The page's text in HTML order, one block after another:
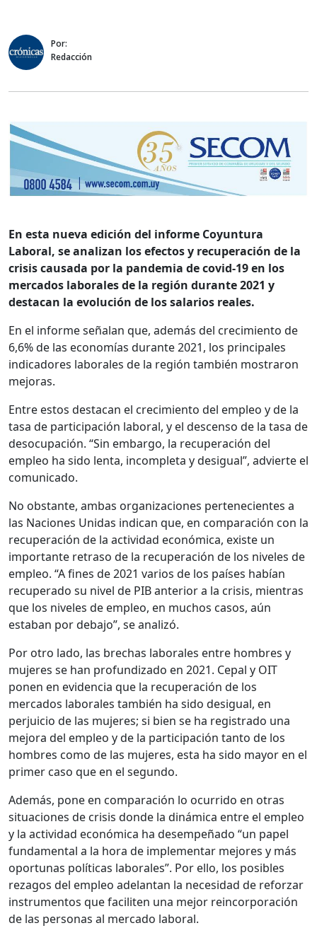
Por:
Redacción
En esta nueva edición del informe Coyuntura
Laboral, se analizan los efectos y recuperación de la
crisis causada por la pandemia de covid-19 en los
mercados laborales de la región durante 2021 y
destacan la evolución de los salarios reales.
En el informe señalan que, además del crecimiento de
6,6% de las economías durante 2021, los principales
indicadores laborales de la región también mostraron
mejoras.
Entre estos destacan el crecimiento del empleo y de la
tasa de participación laboral, y el descenso de la tasa de
desocupación. “Sin embargo, la recuperación del
empleo ha sido lenta, incompleta y desigual”, advierte el
comunicado.
No obstante, ambas organizaciones pertenecientes a
las Naciones Unidas indican que, en comparación con la
recuperación de la actividad económica, existe un
importante retraso de la recuperación de los niveles de
empleo. “A fines de 2021 varios de los países habían
recuperado su nivel de PIB anterior a la crisis, mientras
que los niveles de empleo, en muchos casos, aún
estaban por debajo”, se analizó.
Por otro lado, las brechas laborales entre hombres y
mujeres se han profundizado en 2021. Cepal y OIT
ponen en evidencia que la recuperación de los
mercados laborales también ha sido desigual, en
perjuicio de las mujeres; si bien se ha registrado una
mejora del empleo y de la participación tanto de los
hombres como de las mujeres, esta ha sido mayor en el
primer caso que en el segundo.
Además, pone en comparación lo ocurrido en otras
situaciones de crisis donde la dinámica entre el empleo
y la actividad económica ha desempeñado “un papel
fundamental a la hora de implementar mejores y más
oportunas políticas laborales”. Por ello, los posibles
rezagos del empleo adelantan la necesidad de reforzar
instrumentos que faciliten una mejor reincorporación
de las personas al mercado laboral.